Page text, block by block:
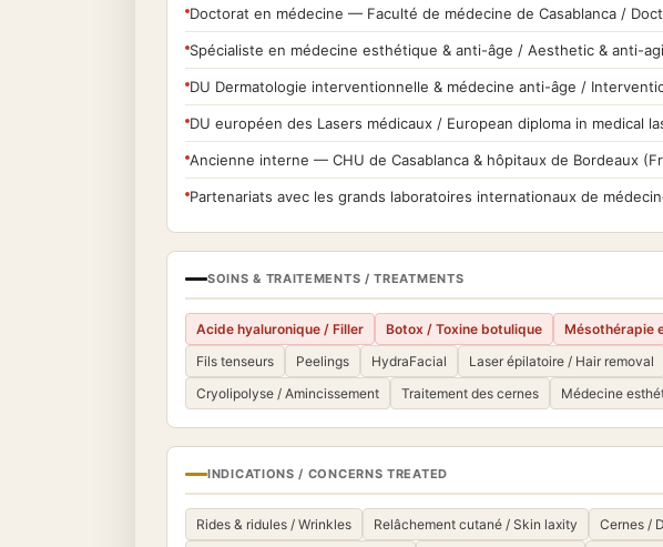
Doctorat en médecine — Faculté de médecine de Casablanca /
Spécialiste en médecine esthétique & anti-âge / Aesthetic & anti-
DU Dermatologie interventionnelle & médecine anti-âge /
DU européen des Lasers médicaux / European diploma in medical
Ancienne interne — CHU de Casablanca & hôpitaux de Bordeaux
Partenariats avec les grands laboratoires internationaux de
SOINS & TRAITEMENTS / TREATMENTS
Acide hyaluronique / Filler Botox / Toxine botulique Mésothérapie
Fils tenseurs
Peelings HydraFacial Laser épilatoire / Hair removal
Cryolipolyse / Amincissement
Traitement des cernes Médecine
INDICATIONS / CONCERNS TREATED
Rides & ridules / Wrinkles Relâchement cutané / Skin laxity Cernes /